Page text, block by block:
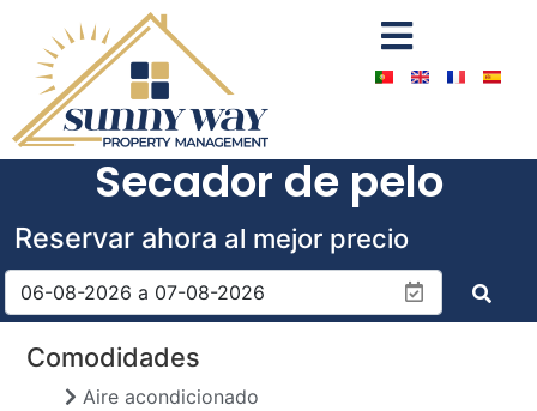
Secador de pelo
Reservar ahora al mejor precio
Comodidades
Aire acondicionado